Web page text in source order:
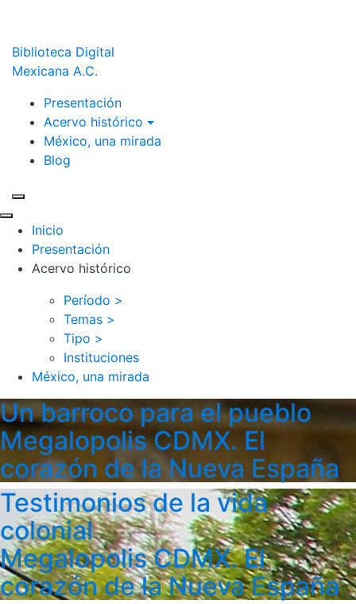
Biblioteca Digital
Mexicana A.C.
Presentación
Acervo histórico
México, una mirada
Blog
Inicio
Presentación
Acervo histórico
Período >
Temas >
Tipo >
Instituciones
México, una mirada
Un barroco para el pueblo
Megalopolis CDMX. El
corazón de la Nueva España
Testimonios de la vida
colonial
Megalopolis CDMX. El
corazón de la Nueva España